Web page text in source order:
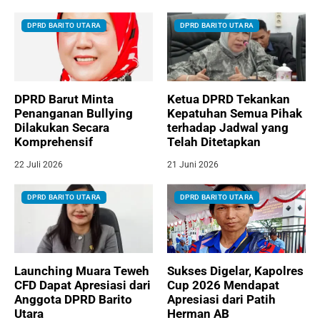
DPRD BARITO UTARA
DPRD Barut Minta
Penanganan Bullying
Dilakukan Secara
Komprehensif
22 Juli 2026
DPRD BARITO UTARA
Ketua DPRD Tekankan
Kepatuhan Semua Pihak
terhadap Jadwal yang
Telah Ditetapkan
21 Juni 2026
DPRD BARITO UTARA
Launching Muara Teweh
CFD Dapat Apresiasi dari
Anggota DPRD Barito
Utara
DPRD BARITO UTARA
Sukses Digelar, Kapolres
Cup 2026 Mendapat
Apresiasi dari Patih
Herman AB